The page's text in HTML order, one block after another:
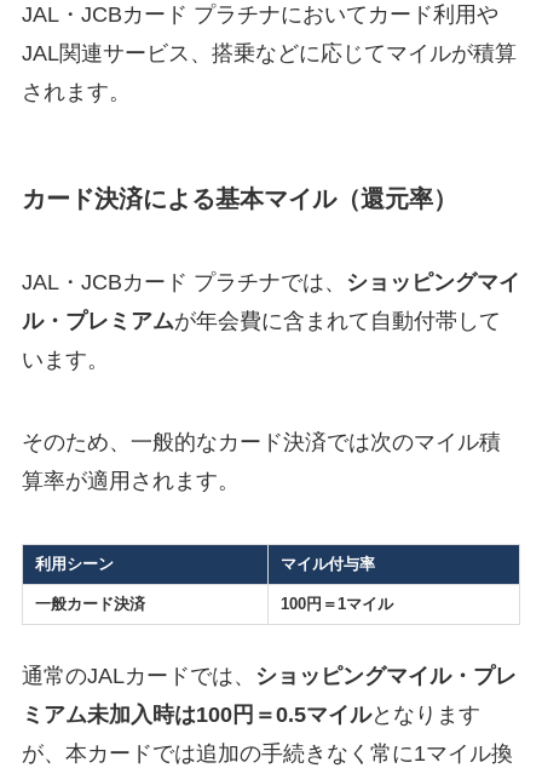
JAL・JCBカード プラチナにおいてカード利用や
JAL関連サービス、搭乗などに応じてマイルが積算
されます。
カード決済による基本マイル（還元率）
JAL・JCBカード プラチナでは、
ショッピングマイ
ル・プレミアムが年会費に含まれて自動付帯して
います。
そのため、一般的なカード決済では次のマイル積
算率が適用されます。
利用シーン マイル付与率
一般カード決済 100円＝1マイル
通常のJALカードでは、
ショッピングマイル・プレ
ミアム未加入時は100円＝0.5マイルとなります
が、本カードでは追加の手続きなく常に1マイル換